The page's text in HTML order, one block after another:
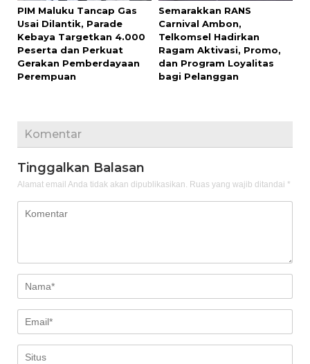
PIM Maluku Tancap Gas
Usai Dilantik, Parade
Kebaya Targetkan 4.000
Peserta dan Perkuat
Gerakan Pemberdayaan
Perempuan
Semarakkan RANS
Carnival Ambon,
Telkomsel Hadirkan
Ragam Aktivasi, Promo,
dan Program Loyalitas
bagi Pelanggan
Komentar
Tinggalkan Balasan
Alamat email Anda tidak akan dipublikasikan. Ruas yang wajib ditandai *